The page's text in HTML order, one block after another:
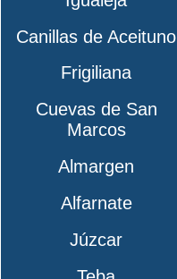
Canillas de Aceituno
Frigiliana
Cuevas de San
Marcos
Almargen
Alfarnate
Júzcar